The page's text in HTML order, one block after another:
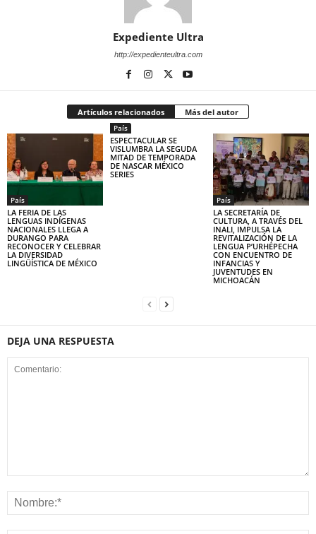
Expediente Ultra
http://expedienteultra.com
Artículos relacionados Más del autor
País
LA FERIA DE LAS
LENGUAS INDÍGENAS
NACIONALES LLEGA A
DURANGO PARA
RECONOCER Y CELEBRAR
LA DIVERSIDAD
LINGÜÍSTICA DE MÉXICO
País
ESPECTACULAR SE
VISLUMBRA LA SEGUDA
MITAD DE TEMPORADA
DE NASCAR MÉXICO
SERIES
País
LA SECRETARÍA DE
CULTURA, A TRAVÉS DEL
INALI, IMPULSA LA
REVITALIZACIÓN DE LA
LENGUA P’URHÉPECHA
CON ENCUENTRO DE
INFANCIAS Y
JUVENTUDES EN
MICHOACÁN
DEJA UNA RESPUESTA